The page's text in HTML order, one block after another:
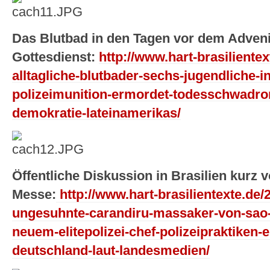
Das Blutbad in den Tagen vor dem
Gottesdienst: http://www.hart-
alltagliche-blutbader-sechs-jugendliche-
polizeimunition-ermordet-
demokratie-lateinamerikas/
Öffentliche Diskussion in Brasilien kurz
Messe: http://www.hart-brasilientexte.de/
ungesuhnte-carandiru-massaker-von-
neuem-elitepolizei-chef-polizeipraktiken-
deutschland-laut-landesmedien/